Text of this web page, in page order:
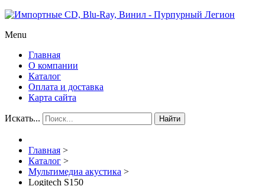
Menu
Главная
О компании
Каталог
Оплата и доставка
Карта сайта
Искать... Найти
Главная >
Каталог >
Мультимедиа акустика >
Logitech S150